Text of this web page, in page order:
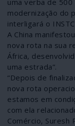
modernização do
interligará o
A China
nova rota na sua
África,
uma estrada”.
“Depois de
nova rota
estamos em
com ela
Comércio, Suresh